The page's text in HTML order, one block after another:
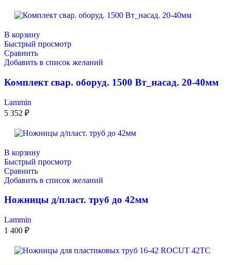
В корзину
Быстрый просмотр
Сравнить
Добавить в список желаний
Комплект свар. оборуд. 1500 Вт_насад. 20-40мм
Lammin
5 352 ₽
В корзину
Быстрый просмотр
Сравнить
Добавить в список желаний
Ножницы д/пласт. труб до 42мм
Lammin
1 400 ₽